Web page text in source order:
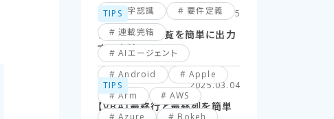
文字認識
要件定義
連載完結
AIエージェント
Android
Apple
Arm
AWS
Azure
Bokeh
TIPS 2025.06.15
ファイル名の一覧を簡単に出力
する方法
TIPS 2025.03.04
【VBA】最終行と最終列を簡単